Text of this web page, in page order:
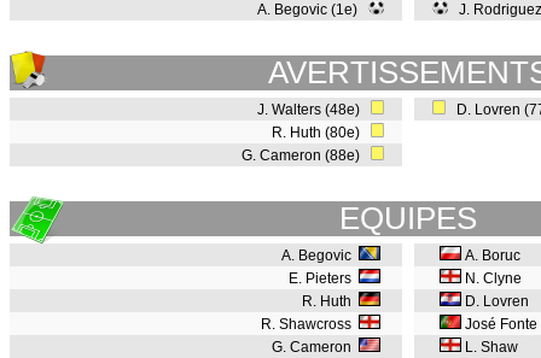
A. Begovic (1e) J.
J. Walters (48e)
R. Huth (80e)
G. Cameron (88e)
D. Lovren
EQUIPES
A. Begovic
E. Pieters
R. Huth
R. Shawcross
G. Cameron
A. Boruc
N. Clyne
D. Lovren
José Fonte
L. Shaw